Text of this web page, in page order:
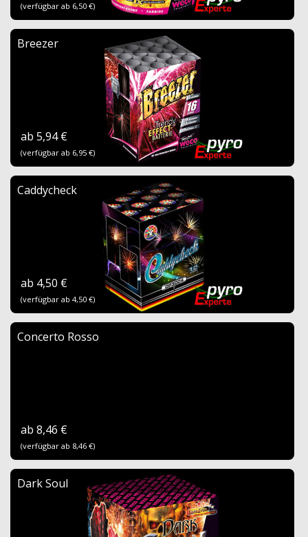
(verfügbar ab 6,50 €)
Breezer
ab 5,94 €
(verfügbar ab 6,95 €)
Caddycheck
ab 4,50 €
(verfügbar ab 4,50 €)
Concerto Rosso
ab 8,46 €
(verfügbar ab 8,46 €)
Dark Soul